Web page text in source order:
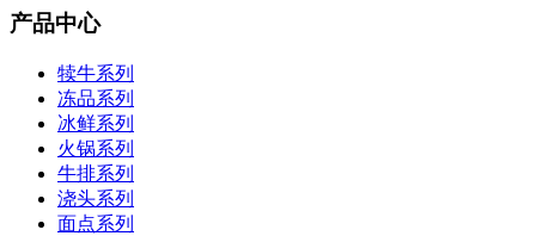
产品中心
犊牛系列
冻品系列
冰鲜系列
火锅系列
牛排系列
浇头系列
面点系列